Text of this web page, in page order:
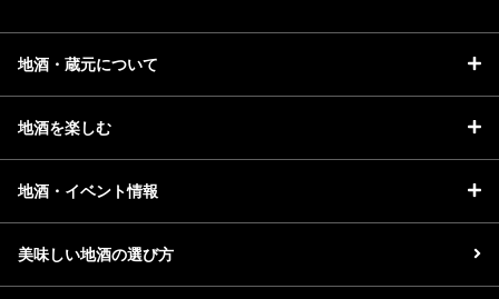
地酒・蔵元について
地酒を楽しむ
地酒・イベント情報
美味しい地酒の選び方